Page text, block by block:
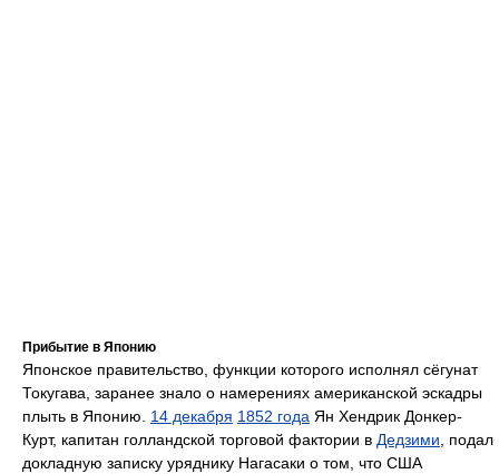
Прибытие в Японию
Японское правительство, функции которого исполнял сёгунат
Токугава, заранее знало о намерениях американской эскадры
плыть в Японию. 14 декабря 1852 года Ян Хендрик Донкер-
Курт, капитан голландской торговой фактории в Дедзими , подал
докладную записку уряднику Нагасаки о том, что США